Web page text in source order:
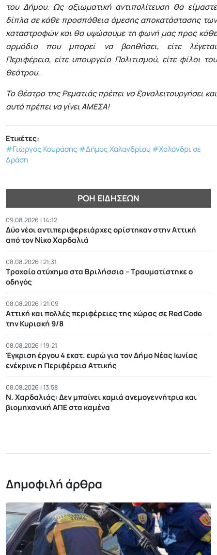
του Δήμου. Ως αξιωματική αντιπολίτευση θα είμαστε
δίπλα σε κάθε προσπάθεια άμεσης αποκατάστασης των
καταστροφών και θα υψώσουμε τη φωνή μας προς κάθε
αρμόδιο που μπορεί να βοηθήσει, είτε λέγεται
Περιφέρεια, είτε υπουργείο Πολιτισμού, είτε φίλοι του
θεάτρου.
Το Θέατρο της Ρεματιάς πρέπει να ξαναλειτουργήσει και
αυτό πρέπει να γίνει ΑΜΕΣΑ!
Ετικέτες:
#Γιώργος Κουράσης #Δήμος Χαλανδρίου #Χαλάνδρι σε
Δράση
ΡΟΉ ΕΙΔΉΣΕΩΝ
09.08.2026 | 14:12
Δύο νέοι αντιπεριφερειάρχες ορίστηκαν στην Αττική
από τον Νίκο Χαρδαλιά
08.08.2026 | 21:31
Τροχαίο ατύχημα στα Βριλήσσια – Τραυματίστηκε ο
οδηγός
08.08.2026 | 21:09
Αττική και πολλές περιφέρειες της χώρας σε Red Code
την Κυριακή 9/8
08.08.2026 | 19:21
Έγκριση έργου 4 εκατ. ευρώ για τον Δήμο Νέας Ιωνίας
ενέκρινε η Περιφέρεια Αττικής
08.08.2026 | 13:58
Ν. Χαρδαλιάς: Δεν μπαίνει καμιά ανεμογεννήτρια και
βιομηχανική ΑΠΕ στα καμένα
Δημοφιλή άρθρα